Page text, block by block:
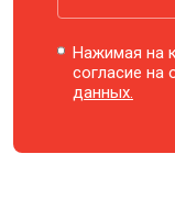
Нажимая на
согласие на
данных.